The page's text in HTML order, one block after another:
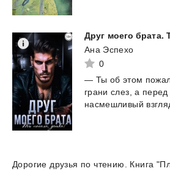
Друг моего брата.
Ана Эспехо
0
— Ты об этом
грани слез, а перед
насмешливый
Дорогие друзья по чтению. Книга